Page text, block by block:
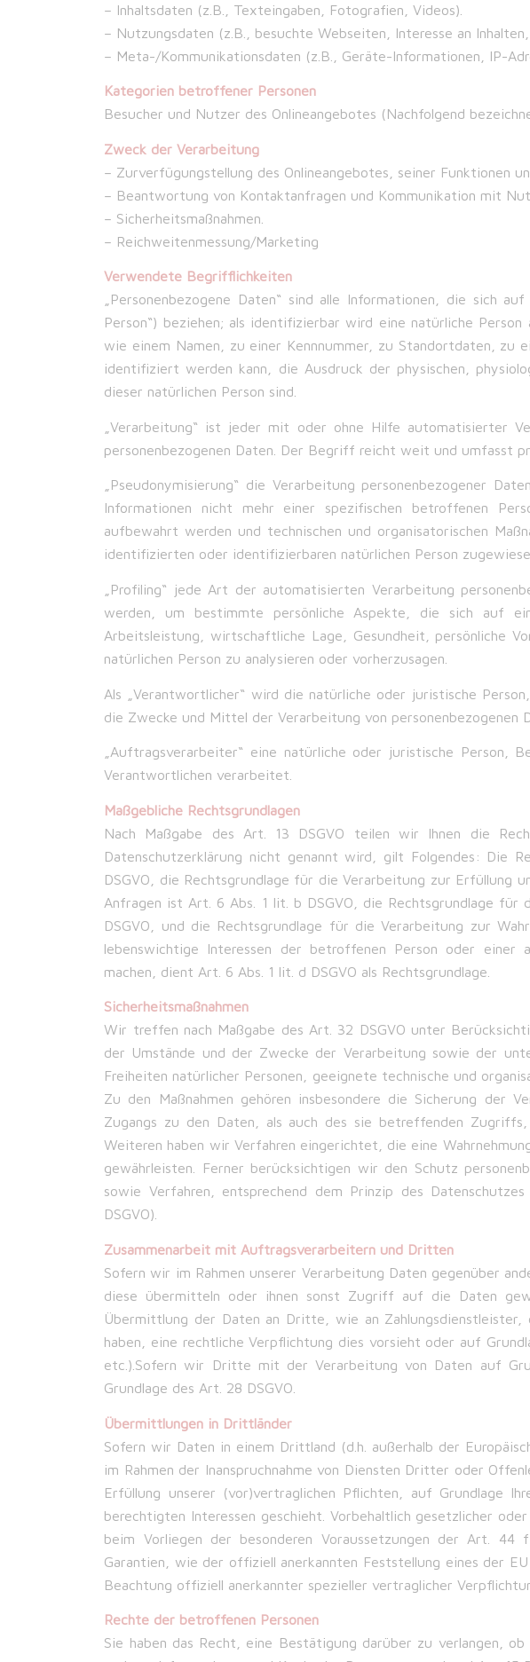
– Inhaltsdaten (z.B., Texteingaben, Fotografien, Videos).
– Nutzungsdaten (z.B., besuchte Webseiten, Interesse an
– Meta-/Kommunikationsdaten (z.B., Geräte-Informationen, IP-
Kategorien betroffener Personen
Besucher und Nutzer des Onlineangebotes (Nachfolgend
Zweck der Verarbeitung
– Zurverfügungstellung des Onlineangebotes, seiner Funktionen
– Beantwortung von Kontaktanfragen und Kommunikation mit
– Sicherheitsmaßnahmen.
– Reichweitenmessung/Marketing
Verwendete Begrifflichkeiten
„Personenbezogene Daten“ sind alle Informationen, die sich
Person“) beziehen; als identifizierbar wird eine natürliche
wie einem Namen, zu einer Kennnummer, zu Standortdaten, zu
identifiziert werden kann, die Ausdruck der physischen,
dieser natürlichen Person sind.
„Verarbeitung“ ist jeder mit oder ohne Hilfe automatisierter
personenbezogenen Daten. Der Begriff reicht weit und umfasst
„Pseudonymisierung“ die Verarbeitung personenbezogener
Informationen nicht mehr einer spezifischen betroffenen
aufbewahrt werden und technischen und organisatorischen
identifizierten oder identifizierbaren natürlichen Person
„Profiling“ jede Art der automatisierten Verarbeitung
werden, um bestimmte persönliche Aspekte, die sich auf
Arbeitsleistung, wirtschaftliche Lage, Gesundheit, persönliche
natürlichen Person zu analysieren oder vorherzusagen.
Als „Verantwortlicher“ wird die natürliche oder juristische
die Zwecke und Mittel der Verarbeitung von personenbezogenen
„Auftragsverarbeiter“ eine natürliche oder juristische Person,
Verantwortlichen verarbeitet.
Maßgebliche Rechtsgrundlagen
Nach Maßgabe des Art. 13 DSGVO teilen wir Ihnen die
Datenschutzerklärung nicht genannt wird, gilt Folgendes: Die
DSGVO, die Rechtsgrundlage für die Verarbeitung zur Erfüllung
Anfragen ist Art. 6 Abs. 1 lit. b DSGVO, die Rechtsgrundlage
DSGVO, und die Rechtsgrundlage für die Verarbeitung zur
lebenswichtige Interessen der betroffenen Person oder einer
machen, dient Art. 6 Abs. 1 lit. d DSGVO als Rechtsgrundlage.
Sicherheitsmaßnahmen
Wir treffen nach Maßgabe des Art. 32 DSGVO unter
der Umstände und der Zwecke der Verarbeitung sowie der
Freiheiten natürlicher Personen, geeignete technische und
Zu den Maßnahmen gehören insbesondere die Sicherung der
Zugangs zu den Daten, als auch des sie betreffenden
Weiteren haben wir Verfahren eingerichtet, die eine
gewährleisten. Ferner berücksichtigen wir den Schutz
sowie Verfahren, entsprechend dem Prinzip des
DSGVO).
Zusammenarbeit mit Auftragsverarbeitern und Dritten
Sofern wir im Rahmen unserer Verarbeitung Daten gegenüber
diese übermitteln oder ihnen sonst Zugriff auf die Daten
Übermittlung der Daten an Dritte, wie an
haben, eine rechtliche Verpflichtung dies vorsieht oder auf
etc.).Sofern wir Dritte mit der Verarbeitung von Daten auf
Grundlage des Art. 28 DSGVO.
Übermittlungen in Drittländer
Sofern wir Daten in einem Drittland (d.h. außerhalb der
im Rahmen der Inanspruchnahme von Diensten Dritter oder
Erfüllung unserer (vor)vertraglichen Pflichten, auf Grundlage
berechtigten Interessen geschieht. Vorbehaltlich gesetzlicher
beim Vorliegen der besonderen Voraussetzungen der Art.
Garantien, wie der offiziell anerkannten Feststellung eines der
Beachtung offiziell anerkannter spezieller vertraglicher
Rechte der betroffenen Personen
Sie haben das Recht, eine Bestätigung darüber zu verlangen,